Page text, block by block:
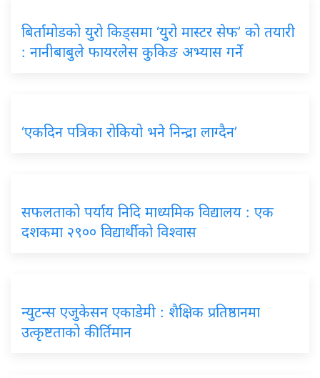
बिर्तामोडको युरो किड्समा ‘युरो मास्टर सेफ’ को तयारी
: नानीबाबुले फायरलेस कुकिङ अभ्यास गर्ने
‘एकदिन पत्रिका रोकियो भने निन्द्रा लाग्दैन’
सफलताको पर्याय निदि माध्यमिक विद्यालय : एक
दशकमा २९०० विद्यार्थीको विश्वास
न्युटन्स एजुकेसन एकाडेमी : शैक्षिक प्रतिष्ठानमा
उत्कृष्टताको कीर्तिमान